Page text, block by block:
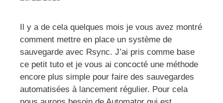
Il y a de cela quelques mois je vous avez montré
comment mettre en place un système de
sauvegarde avec Rsync. J’ai pris comme base
ce petit tuto et je vous ai concocté une méthode
encore plus simple pour faire des sauvegardes
automatisées à lancement régulier. Pour cela